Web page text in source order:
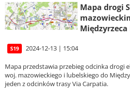
Mapa drogi
S19 2024-12-13 | 15:04
Mapa przedstawia przebieg odcinka drogi
woj. mazowieckiego i lubelskiego do
jeden z odcinków trasy Via Carpatia.